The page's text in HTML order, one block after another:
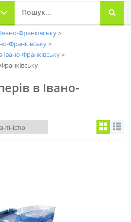
Франківську
Франківську
Івано-Франківську
в Івано-